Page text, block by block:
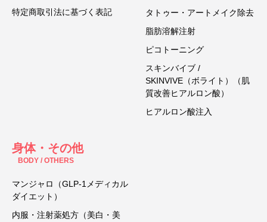
特定商取引法に基づく表記
タトゥー・アートメイク除去
脂肪溶解注射
ピコトーニング
スキンバイブ /
SKINVIVE（ボライト）（肌
質改善ヒアルロン酸）
ヒアルロン酸注入
身体・その他
BODY / OTHERS
マンジャロ（GLP-1メディカル
ダイエット）
内服・注射薬処方（美白・美